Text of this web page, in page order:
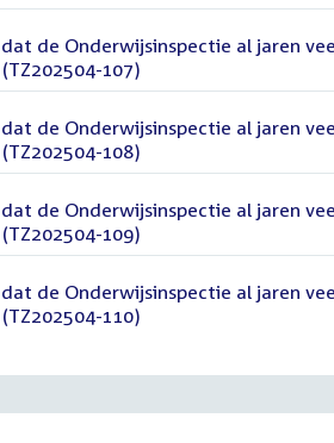
de Onderwijsinspectie al jaren
107)
de Onderwijsinspectie al jaren
108)
de Onderwijsinspectie al jaren
109)
de Onderwijsinspectie al jaren
110)